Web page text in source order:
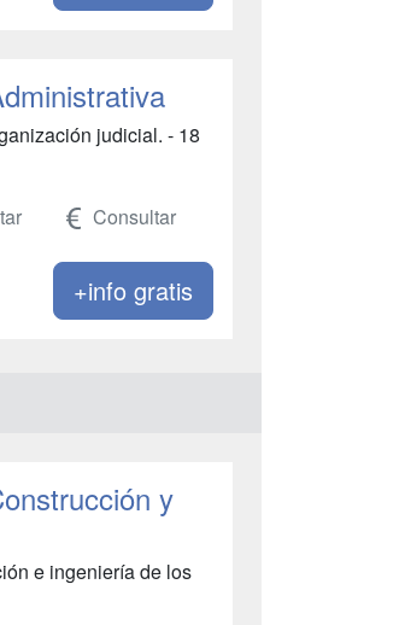
judicial. - 18
Consultar
+info gratis
y
e ingeniería de los